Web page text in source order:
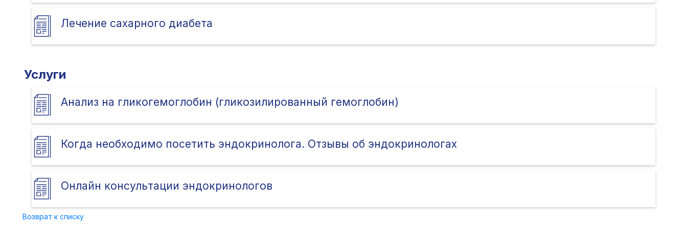
Лечение сахарного диабета
Услуги
Анализ на гликогемоглобин (гликозилированный гемоглобин)
Когда необходимо посетить эндокринолога. Отзывы об эндокринологах
Онлайн консультации эндокринологов
Возврат к списку